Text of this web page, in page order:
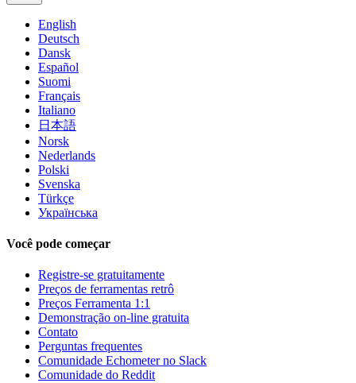
English
Deutsch
Dansk
Español
Suomi
Français
Italiano
日本語
Norsk
Nederlands
Polski
Svenska
Türkçe
Українська
Você pode começar
Registre-se gratuitamente
Preços de ferramentas retrô
Preços Ferramenta 1:1
Demonstração on-line gratuita
Contato
Perguntas frequentes
Comunidade Echometer no Slack
Comunidade do Reddit